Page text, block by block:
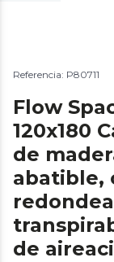
Referencia: P80711
Flow
120x180
de
abatible,
de